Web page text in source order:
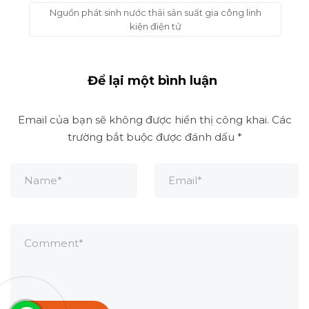
Nguồn phát sinh nước thải sản suất gia công linh
kiện điện tử
Để lại một bình luận
Email của bạn sẽ không được hiển thị công khai. Các
trường bắt buộc được đánh dấu *